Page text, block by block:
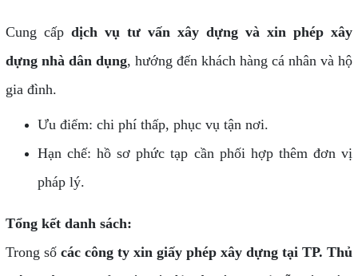
Cung cấp dịch vụ tư vấn xây dựng và xin phép xây
dựng nhà dân dụng, hướng đến khách hàng cá nhân và hộ
gia đình.
Ưu điểm: chi phí thấp, phục vụ tận nơi.
Hạn chế: hồ sơ phức tạp cần phối hợp thêm đơn vị
pháp lý.
Tổng kết danh sách:
Trong số các công ty xin giấy phép xây dựng tại TP. Thủ